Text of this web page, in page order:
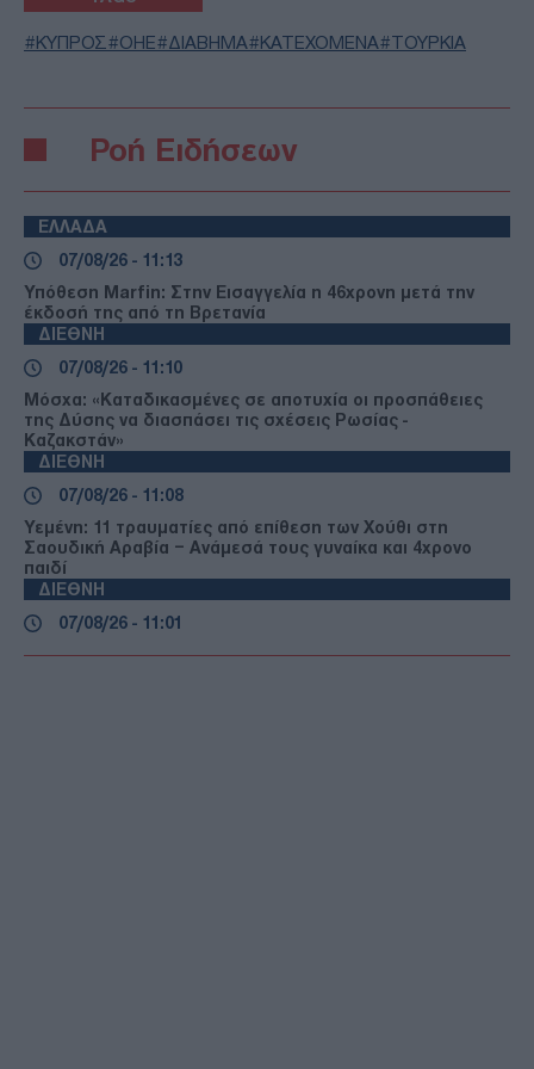
ΚΥΠΡΟΣ ΟΗΕ ΔΙΑΒΗΜΑ ΚΑΤΕΧΟΜΕΝΑ ΤΟΥΡΚΙΑ
Ροή Ειδήσεων
ΕΛΛΑΔΑ
07/08/26 - 11:13
Υπόθεση Marfin: Στην Εισαγγελία η 46χρονη μετά την
έκδοσή της από τη Βρετανία
ΔΙΕΘΝΗ
07/08/26 - 11:10
Μόσχα: «Καταδικασμένες σε αποτυχία οι προσπάθειες
της Δύσης να διασπάσει τις σχέσεις Ρωσίας -
Καζακστάν»
ΔΙΕΘΝΗ
07/08/26 - 11:08
Υεμένη: 11 τραυματίες από επίθεση των Χούθι στη
Σαουδική Αραβία – Ανάμεσά τους γυναίκα και 4χρονο
παιδί
ΔΙΕΘΝΗ
07/08/26 - 11:01
«Ο αόρατος ηγέτης»: Σενάρια για την υγεία του